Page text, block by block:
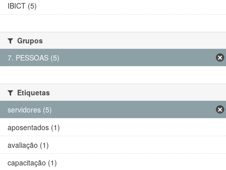
IBICT (5)
Grupos
7. PESSOAS (5)
Etiquetas
servidores (5)
aposentados (1)
avaliação (1)
capacitação (1)